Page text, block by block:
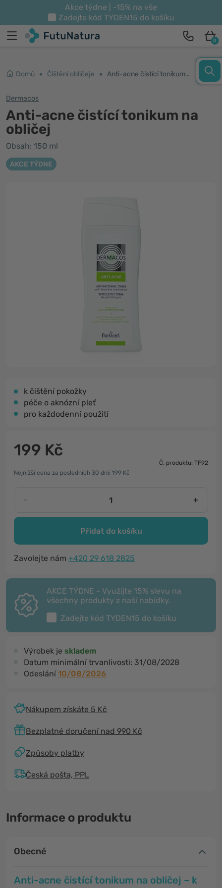
Akce týdne | -15% na vše
Zadejte kód TYDEN15 do košíku
0
Domů Čištění obličeje Anti-acne čistící tonikum na obličej
Dermacos
Anti-acne čistící tonikum na
obličej
Obsah: 150 ml
AKCE TÝDNE
k čištění pokožky
péče o aknózní pleť
pro každodenní použití
199 Kč
Č. produktu: TF92
Nejnižší cena za posledních 30 dní: 199 Kč
- +
Přidat do košíku
Zavolejte nám +420 29 618 2825
AKCE TÝDNE - Využijte 15% slevu na
všechny produkty z naší nabídky.
Zadejte kód TYDEN15 do košíku
Výrobek je skladem
Datum minimální trvanlivosti: 31/08/2028
Odeslání10/08/2026
Nákupem získáte 5 Kč
Bezplatné doručení nad 990 Kč
Způsoby platby
Česká pošta, PPL
Informace o produktu
Obecné
Anti-acne čistící tonikum na obličej – k